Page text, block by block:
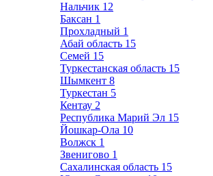
Нальчик 12
Баксан 1
Прохладный 1
Абай область 15
Семей 15
Туркестанская область 15
Шымкент 8
Туркестан 5
Кентау 2
Республика Марий Эл 15
Йошкар-Ола 10
Волжск 1
Звенигово 1
Сахалинская область 15